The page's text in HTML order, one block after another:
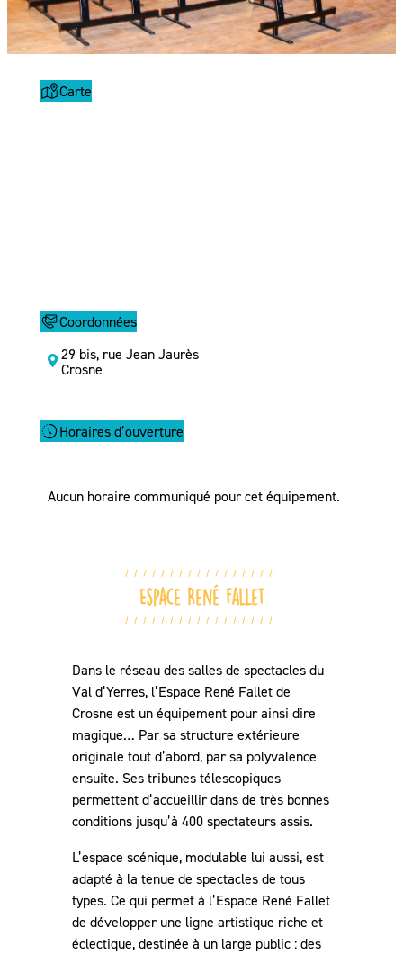
Carte
Coordonnées
29 bis, rue Jean Jaurès
Crosne
Horaires d’ouverture
Aucun horaire communiqué pour cet équipement.
Espace René Fallet
Dans le réseau des salles de spectacles du
Val d’Yerres, l’Espace René Fallet de
Crosne est un équipement pour ainsi dire
magique… Par sa structure extérieure
originale tout d’abord, par sa polyvalence
ensuite. Ses tribunes télescopiques
permettent d’accueillir dans de très bonnes
conditions jusqu’à 400 spectateurs assis.
L’espace scénique, modulable lui aussi, est
adapté à la tenue de spectacles de tous
types. Ce qui permet à l’Espace René Fallet
de développer une ligne artistique riche et
éclectique, destinée à un large public : des